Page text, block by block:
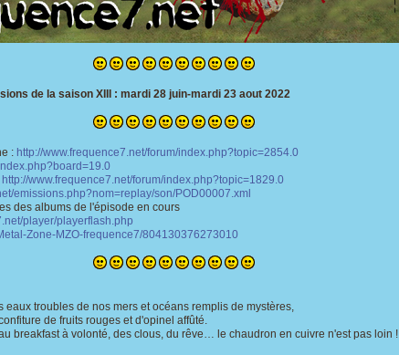
de la saison XIII : mardi 28 juin-mardi 23 aout 2022
: http://www.frequence7.net/forum/index.php?topic=2854.0
http://www.frequence7.net/forum/index.php?topic=1829.0
emissions.php?nom=replay/son/POD00007.xml
albums de l'épisode en cours
player/playerflash.php
Zone-MZO-frequence7/804130376273010
troubles de nos mers et océans remplis de mystères,
de fruits rouges et d'opinel affûté.
breakfast à volonté, des clous, du rêve… le chaudron en cuivre n'est pas loin !